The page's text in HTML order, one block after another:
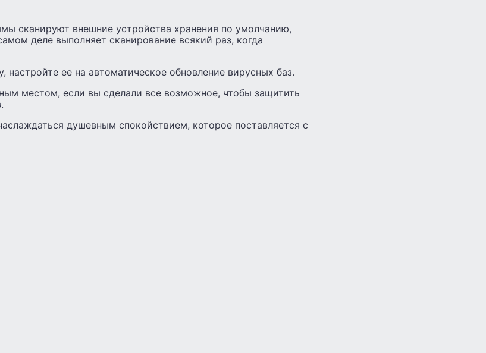
сканируют внешние устройства хранения по умолчанию,
деле выполняет сканирование всякий раз, когда
ее на автоматическое обновление вирусных баз.
местом, если вы сделали все возможное, чтобы защитить
душевным спокойствием, которое поставляется с